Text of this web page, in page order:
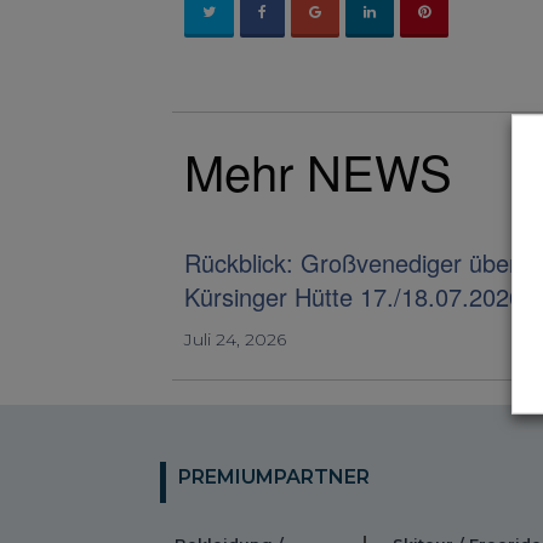
Mehr NEWS
Rückblick: Großvenediger über die
Kürsinger Hütte 17./18.07.2026
Juli 24, 2026
PREMIUMPARTNER